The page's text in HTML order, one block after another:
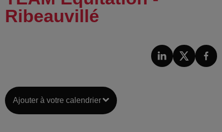
Ribeauvillé
Ajouter à votre calendrier